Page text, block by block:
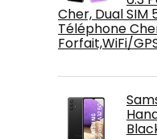
Cher, Dual SIM
Téléphone
Forfait,WiFi/